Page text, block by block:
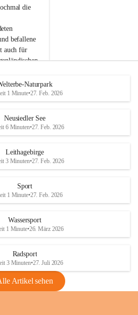
die
befallene
auch für
oder
Bitte
Winzer
18
u
e
d
r
S
Naturpark
1 Minute•27. Feb. 2026
Neusiedler See
6 Minuten•27. Feb. 2026
Leithagebirge
3 Minuten•27. Feb. 2026
Sport
1 Minute•27. Feb. 2026
Wassersport
1 Minute•26. März 2026
Radsport
3 Minuten•27. Juli 2026
Artikel sehen